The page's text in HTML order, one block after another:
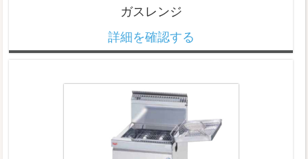
ガスレンジ
詳細を確認する